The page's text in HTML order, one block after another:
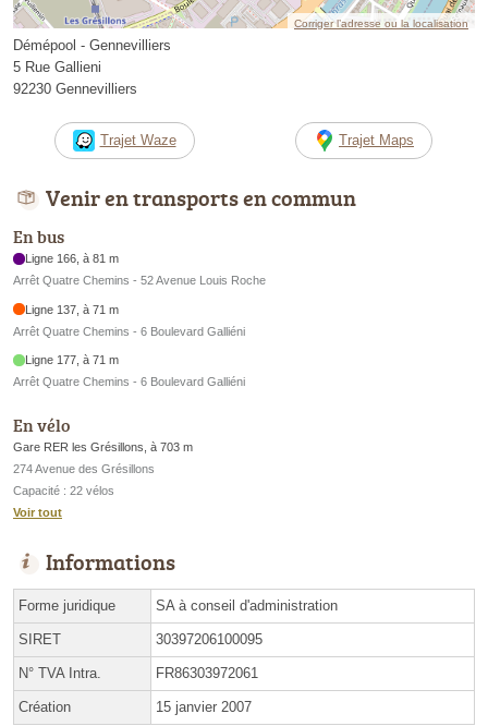
Corriger l’adresse ou la localisation
Démépool - Gennevilliers
5 Rue Gallieni
92230 Gennevilliers
Trajet Waze Trajet Maps
Venir en transports en commun
En bus
Ligne 166, à 81 m
Arrêt Quatre Chemins - 52 Avenue Louis Roche
Ligne 137, à 71 m
Arrêt Quatre Chemins - 6 Boulevard Galliéni
Ligne 177, à 71 m
Arrêt Quatre Chemins - 6 Boulevard Galliéni
En vélo
Gare RER les Grésillons, à 703 m
274 Avenue des Grésillons
Capacité : 22 vélos
Voir tout
Informations
Forme juridique SA à conseil d'administration
SIRET 30397206100095
N° TVA Intra. FR86303972061
Création 15 janvier 2007